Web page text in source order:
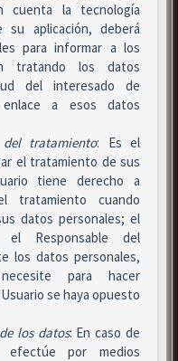
cuenta la tecnología
aplicación, deberá
para informar a los
tratando los datos
del interesado de
a esos datos
tratamiento: Es el
el tratamiento de sus
tiene derecho a
tratamiento cuando
datos personales; el
Responsable del
los datos personales,
para hacer
se haya opuesto
los datos: En caso de
por medios